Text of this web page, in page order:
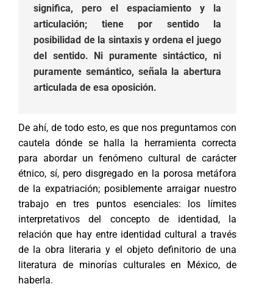
significa, pero el espaciamiento y la
articulación; tiene por sentido la
posibilidad de la sintaxis y ordena el juego
del sentido. Ni puramente sintáctico, ni
puramente semántico, señala la abertura
articulada de esa oposición.
De ahí, de todo esto, es que nos preguntamos con
cautela dónde se halla la herramienta correcta
para abordar un fenómeno cultural de carácter
étnico, sí, pero disgregado en la porosa metáfora
de la expatriación; posiblemente arraigar nuestro
trabajo en tres puntos esenciales: los límites
interpretativos del concepto de identidad, la
relación que hay entre identidad cultural a través
de la obra literaria y el objeto definitorio de una
literatura de minorías culturales en México, de
haberla.